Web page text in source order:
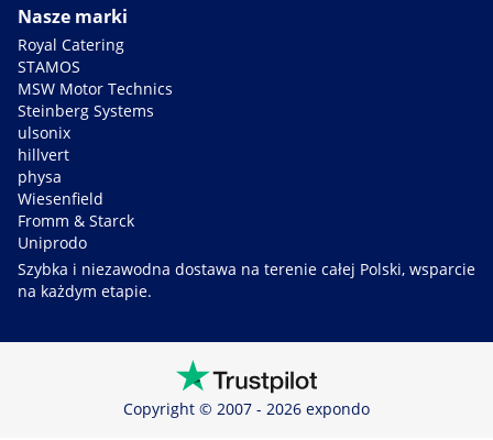
Nasze marki
Royal Catering
STAMOS
MSW Motor Technics
Steinberg Systems
ulsonix
hillvert
physa
Wiesenfield
Fromm & Starck
Uniprodo
Szybka i niezawodna dostawa na terenie całej Polski, wsparcie
na każdym etapie.
Copyright © 2007 - 2026 expondo